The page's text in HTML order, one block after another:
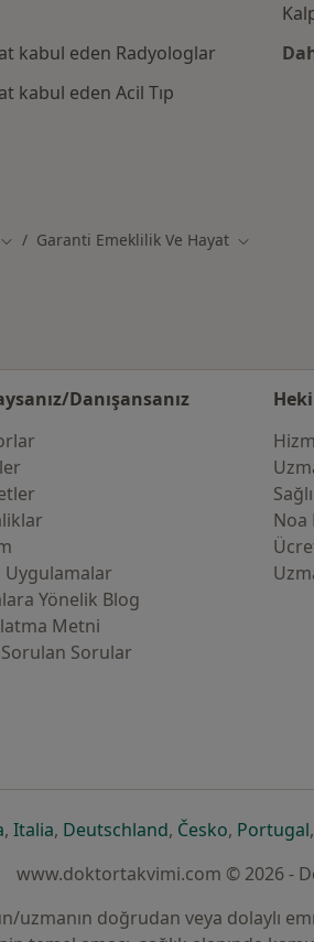
kabul eden Radyologlar
kabul eden Acil Tıp
Şehir değiştir
Garanti Emeklilik Ve Hayat Şehir
Danışansanız
Uygulamalar
Yönelik Blog
Metni
Sorulan Sorular
Noa
açılır
yeni bir sekmede açılır
, Italiayeni bir sekmede açılır
, Deutschlandyeni bir sekmede
, Českoyeni bir
, Portugal,
www.doktortakvimi.com © 2026 -
doğrudan veya dolaylı